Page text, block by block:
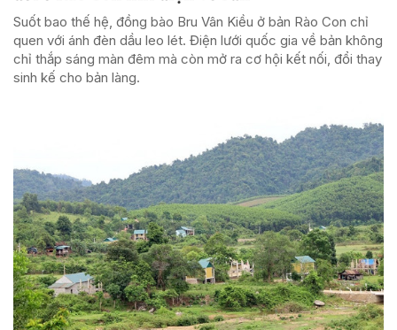
Suốt bao thế hệ, đồng bào Bru Vân Kiều ở bản Rào Con chỉ
quen với ánh đèn dầu leo lét. Điện lưới quốc gia về bản không
chỉ thắp sáng màn đêm mà còn mở ra cơ hội kết nối, đổi thay
sinh kế cho bản làng.